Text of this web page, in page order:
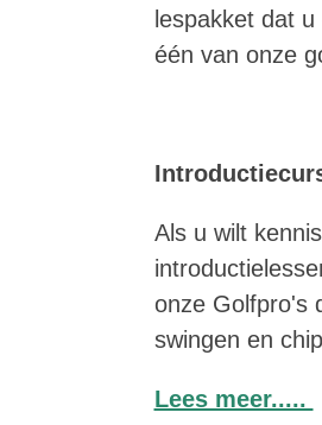
lespakket dat
één van onze
Als u wilt
onze Golfpro's
swingen en
Lees meer.....